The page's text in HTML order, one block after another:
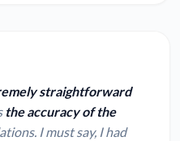
straightforward
the accuracy of the
I must say, I had